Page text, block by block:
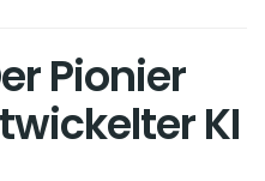
Pionier
KI